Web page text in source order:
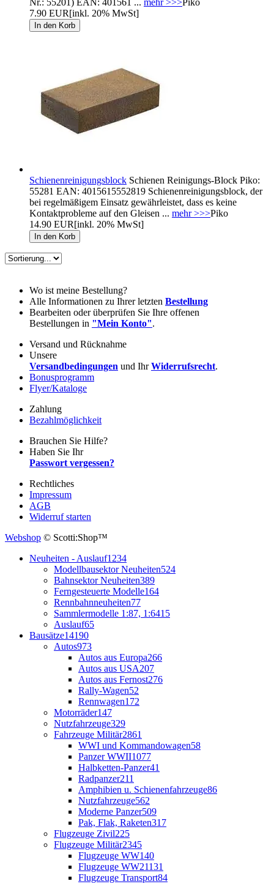
7.90 EUR[inkl. 20% MwSt]
Schienenreinigungsblock Schienen Reinigungs-Block Piko:
55281 EAN: 4015615552819 Schienenreinigungsblock, der
bei regelmäßigem Einsatz gewährleistet, dass es keine
Kontaktprobleme auf den Gleisen ... mehr >>>Piko
14.90 EUR[inkl. 20% MwSt]
Wo ist meine Bestellung?
Alle Informationen zu Ihrer letzten Bestellung
Bearbeiten oder überprüfen Sie Ihre offenen
Bestellungen in "Mein Konto".
Versand und Rücknahme
Unsere
Versandbedingungen und IhrWiderrufsrecht.
Bonusprogramm
Flyer/Kataloge
Zahlung
Bezahlmöglichkeit
Brauchen Sie Hilfe?
Haben Sie Ihr
Passwort vergessen?
Rechtliches
Impressum
AGB
Widerruf starten
Webshop © Scotti:Shop™
Neuheiten - Auslauf1234
Modellbausektor Neuheiten524
Bahnsektor Neuheiten389
Ferngesteuerte Modelle164
Rennbahnneuheiten77
Sammlermodelle 1:87, 1:6415
Auslauf65
Bausätze14190
Autos973
Autos aus Europa266
Autos aus USA207
Autos aus Fernost276
Rally-Wagen52
Rennwagen172
Motorräder147
Nutzfahrzeuge329
Fahrzeuge Militär2861
WWI und Kommandowagen58
Panzer WWII1077
Halbketten-Panzer41
Radpanzer211
Amphibien u. Schienenfahrzeuge86
Nutzfahrzeuge562
Moderne Panzer509
Pak, Flak, Raketen317
Flugzeuge Zivil225
Flugzeuge Militär2345
Flugzeuge WW140
Flugzeuge WW21131
Flugzeuge Transport84